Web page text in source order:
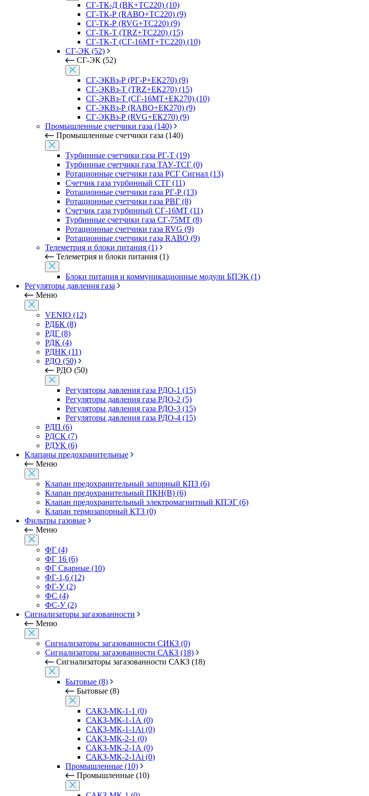
СГ-ТК-Д (BK+ТС220) (10)
СГ-ТК-Р (RABO+ТС220) (9)
СГ-ТК-Р (RVG+ТС220) (9)
СГ-ТК-Т (TRZ+ТС220) (15)
СГ-ТК-Т (СГ-16МТ+ТС220) (10)
СГ-ЭК (52)
СГ-ЭК (52)
СГ-ЭКВз-Р (РГ-Р+ЕК270) (9)
СГ-ЭКВз-Т (TRZ+ЕК270) (15)
СГ-ЭКВз-Т (СГ-16МТ+ЕК270) (10)
СГ-ЭКВз-Р (RABO+ЕК270) (9)
СГ-ЭКВз-Р (RVG+ЕК270) (9)
Промышленные счетчики газа (140)
Промышленные счетчики газа (140)
Турбинные счетчики газа РГ-Т (19)
Турбинные счетчики газа ТАУ-ТСГ (0)
Ротационные счетчики газа РСГ Сигнал (13)
Счетчик газа турбинный СТГ (11)
Ротационные счетчики газа РГ-Р (13)
Ротационные счетчики газа РВГ (8)
Счетчик газа турбинный СГ-16МТ (11)
Турбинные счетчики газа СГ-75МТ (8)
Ротационные счетчики газа RVG (9)
Ротационные счетчики газа RABO (9)
Телеметрия и блоки питания (1)
Телеметрия и блоки питания (1)
Блоки питания и коммуникационные модули БПЭК (1)
Регуляторы давления газа
Меню
VENIO (12)
РДБК (8)
РДГ (8)
РДК (4)
РДНК (11)
РДО (50)
РДО (50)
Регуляторы давления газа РДО-1 (15)
Регуляторы давления газа РДО-2 (5)
Регуляторы давления газа РДО-3 (15)
Регуляторы давления газа РДО-4 (15)
РДП (6)
РДСК (7)
РДУК (6)
Клапаны предохранительные
Меню
Клапан предохранительный запорный КПЗ (6)
Клапан предохранительный ПКН(В) (6)
Клапан предохранительный электромагнитный КПЭГ (6)
Клапан термозапорный КТЗ (0)
Фильтры газовые
Меню
ФГ (4)
ФГ 16 (6)
ФГ Сварные (10)
ФГ-1,6 (12)
ФГ-У (2)
ФС (4)
ФС-У (2)
Сигнализаторы загазованности
Меню
Сигнализаторы загазованности СИКЗ (0)
Сигнализаторы загазованности САКЗ (18)
Сигнализаторы загазованности САКЗ (18)
Бытовые (8)
Бытовые (8)
САКЗ-МК-1-1 (0)
САКЗ-МК-1-1А (0)
САКЗ-МК-1-1Аi (0)
САКЗ-МК-2-1 (0)
САКЗ-МК-2-1А (0)
САКЗ-МК-2-1Аi (0)
Промышленные (10)
Промышленные (10)